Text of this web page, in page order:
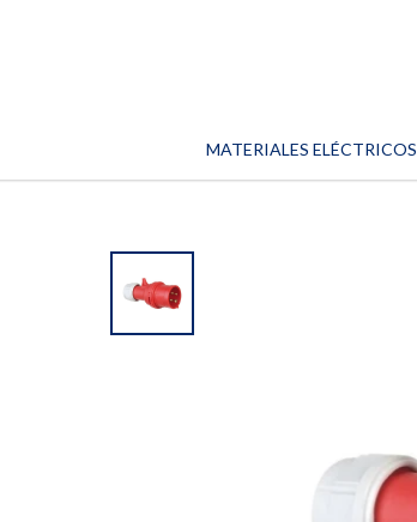
MATERIALES ELÉCTRICOS